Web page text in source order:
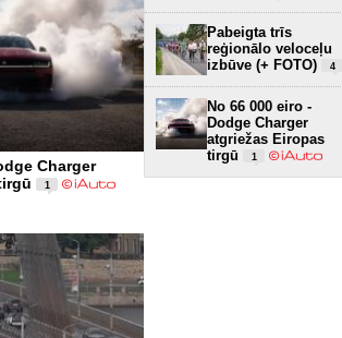
Charger
1
Pabeigta trīs
reģionālo veloceļu
izbūve (+ FOTO)
4
No 66 000 eiro -
Dodge Charger
atgriežas Eiropas
tirgū
1